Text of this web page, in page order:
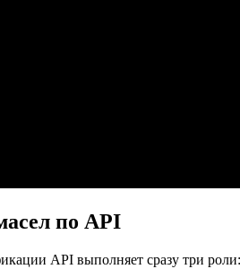
по API
API выполняет сразу три роли: